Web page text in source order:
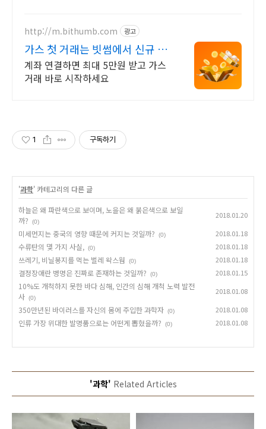
http://m.bithumb.com 광고
가스 첫 거래는 빗썸에서 신규 가
입 시 5만원 혜택
계좌 연결하면 최대 5만원 받고 가스
거래 바로 시작하세요
1 구독하기
'과학' 카테고리의 다른 글
하늘은 왜 파란색으로 보이며, 노을은 왜 붉은색으로 보일
까?
(0)
2018.01.20
미세먼지는 중국의 영향 때문에 커지는 것일까? (0) 2018.01.18
수류탄의 몇 가지 사실, (0) 2018.01.18
쓰레기, 비닐봉지를 먹는 벌레 왁스웜 (0) 2018.01.18
결정장애란 병명은 진짜로 존재하는 것일까? (0) 2018.01.15
10%도 개척하지 못한 바다 심해, 인간의 심해 개척 노력 발전
사 (0)
2018.01.08
350만년된 바이러스를 자신의 몸에 주입한 과학자 (0) 2018.01.08
인류 가장 위대한 발명품으로는 어떤게 뽑혔을까? (0) 2018.01.08
'과학' Related Articles